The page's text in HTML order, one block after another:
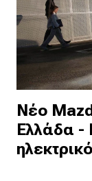
Νέο
Ελλάδα -